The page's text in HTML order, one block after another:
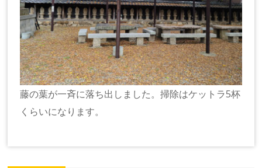
藤の葉が一斉に落ち出しました。掃除はケットラ5杯
くらいになります。